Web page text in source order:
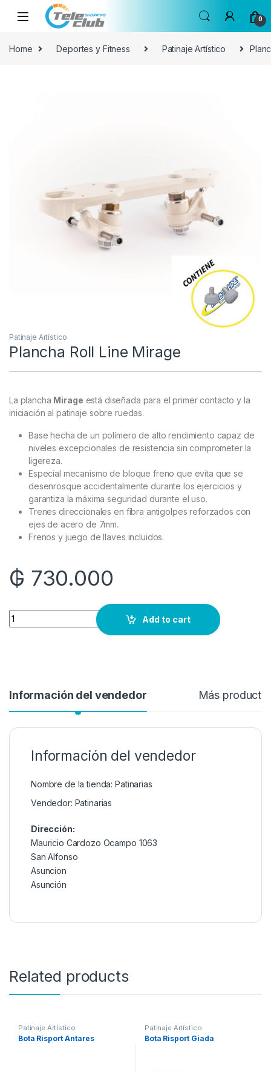
Skip to navigation
Skip to content
0
Home Deportes y Fitness Patinaje Artístico
Patinaje Artístico
Plancha Roll Line Mirage
La plancha Mirage está diseñada para el primer contacto y la
iniciación al patinaje sobre ruedas.
Base hecha de un polímero de alto rendimiento capaz de
niveles excepcionales de resistencia sin comprometer la
ligereza.
Especial mecanismo de bloque freno que evita que se
desenrosque accidentalmente durante los ejercicios y
garantiza la máxima seguridad durante el uso.
Trenes direccionales en fibra antigolpes reforzados con
ejes de acero de 7mm.
Frenos y juego de llaves incluidos.
₲ 730.000
Quantity
Add to cart
Información del vendedor Más
Información del vendedor
Nombre de la tienda: Patinarias
Vendedor: Patinarias
Dirección:
Mauricio Cardozo Ocampo 1063
San Alfonso
Asuncion
Asunción
Related products
Patinaje Artístico
Bota Risport Antares
Patinaje Artístico
Bota Risport Giada